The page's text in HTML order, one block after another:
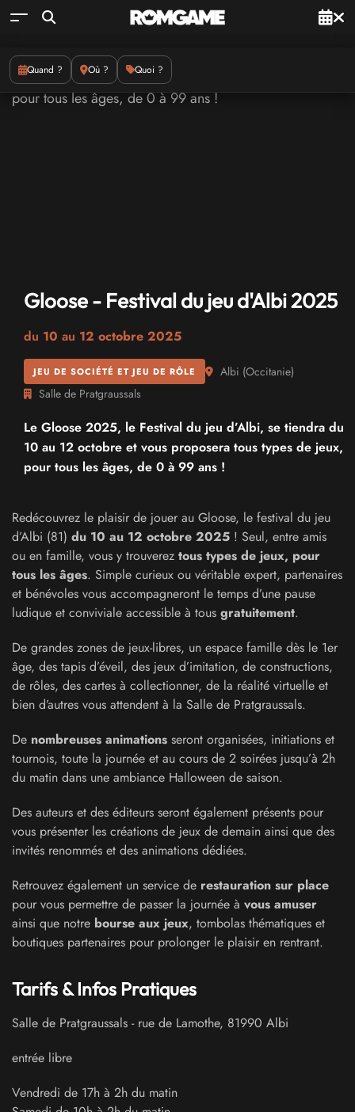
Quand ? Où ? Quoi ?
Gloose - Festival du jeu d'Albi 2025
du 10 au 12 octobre 2025
JEU DE SOCIÉTÉ ET JEU DE RÔLE Albi (Occitanie)
Salle de Pratgraussals
Le Gloose 2025, le Festival du jeu d’Albi, se tiendra du
10 au 12 octobre et vous proposera tous types de jeux,
pour tous les âges, de 0 à 99 ans !
Redécouvrez le plaisir de jouer au Gloose, le festival du jeu
d’Albi (81) du 10 au 12 octobre 2025 ! Seul, entre amis
ou en famille, vous y trouverez tous types de jeux, pour
tous les âges. Simple curieux ou véritable expert, partenaires
et bénévoles vous accompagneront le temps d’une pause
ludique et conviviale accessible à tous gratuitement.
De grandes zones de jeux-libres, un espace famille dès le 1er
âge, des tapis d’éveil, des jeux d’imitation, de constructions,
de rôles, des cartes à collectionner, de la réalité virtuelle et
bien d’autres vous attendent à la Salle de Pratgraussals.
De nombreuses animations seront organisées, initiations et
tournois, toute la journée et au cours de 2 soirées jusqu’à 2h
du matin dans une ambiance Halloween de saison.
Des auteurs et des éditeurs seront également présents pour
vous présenter les créations de jeux de demain ainsi que des
invités renommés et des animations dédiées.
Retrouvez également un service de restauration sur place
pour vous permettre de passer la journée à vous amuser
ainsi que notre bourse aux jeux, tombolas thématiques et
boutiques partenaires pour prolonger le plaisir en rentrant.
Tarifs & Infos Pratiques
Salle de Pratgraussals - rue de Lamothe, 81990 Albi
entrée libre
Vendredi de 17h à 2h du matin